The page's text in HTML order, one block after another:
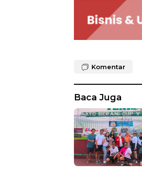
Komentar
Baca Juga